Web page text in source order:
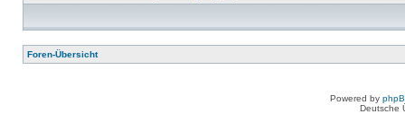
Foren-Übersicht
Powered by
Deutsche